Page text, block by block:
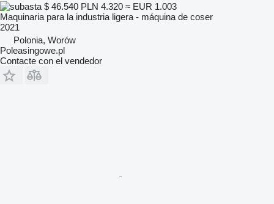
$ 46.540 PLN 4.320 ≈ EUR 1.003
Maquinaria para la industria ligera - máquina de coser
2021
Polonia, Worów
Poleasingowe.pl
Contacte con el vendedor